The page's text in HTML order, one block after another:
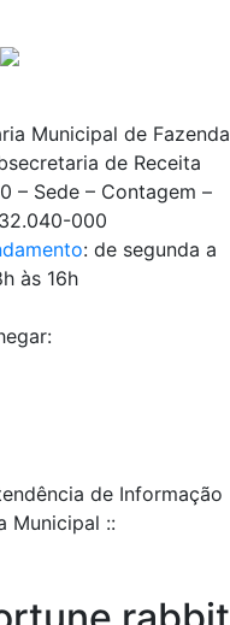
Municipal de Fazenda
de Receita
– Sede – Contagem –
000
: de segunda a
às 16h
de Informação
Municipal ::